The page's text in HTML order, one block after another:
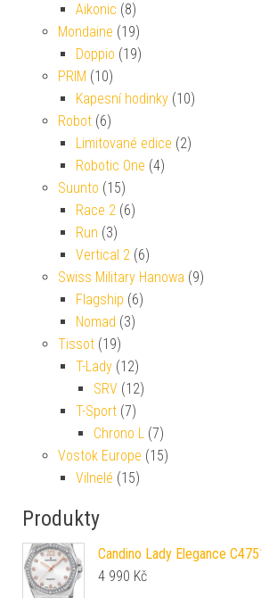
Aikonic (8)
Mondaine (19)
Doppio (19)
PRIM (10)
Kapesní hodinky (10)
Robot (6)
Limitované edice (2)
Robotic One (4)
Suunto (15)
Race 2 (6)
Run (3)
Vertical 2 (6)
Swiss Military Hanowa (9)
Flagship (6)
Nomad (3)
Tissot (19)
T-Lady (12)
SRV (12)
T-Sport (7)
Chrono L (7)
Vostok Europe (15)
Vilnelé (15)
Produkty
Candino Lady Elegance
4 990 Kč